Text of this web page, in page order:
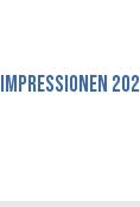
Impressionen